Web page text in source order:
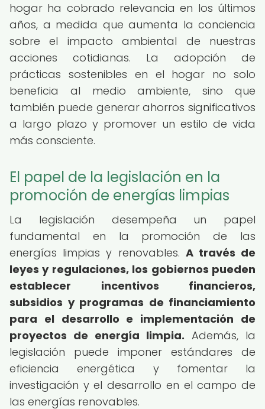
hogar ha cobrado relevancia en los últimos
años, a medida que aumenta la conciencia
sobre el impacto ambiental de nuestras
acciones cotidianas. La adopción de
prácticas sostenibles en el hogar no solo
beneficia al medio ambiente, sino que
también puede generar ahorros significativos
a largo plazo y promover un estilo de vida
más consciente.
El papel de la legislación en la
promoción de energías limpias
La legislación desempeña un papel
fundamental en la promoción de las
energías limpias y renovables. A través de
leyes y regulaciones, los gobiernos pueden
establecer incentivos financieros,
subsidios y programas de financiamiento
para el desarrollo e implementación de
proyectos de energía limpia. Además, la
legislación puede imponer estándares de
eficiencia energética y fomentar la
investigación y el desarrollo en el campo de
las energías renovables.